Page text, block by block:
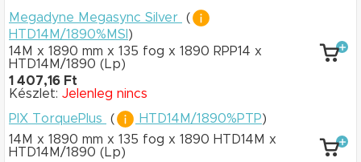
Megadyne Megasync Silver
(
HTD14M/1890%MSI )
14M x 1890 mm x 135 fog x 1890 RPP14 x
HTD14M/1890 (Lp)
1 407,16 Ft
Készlet: Jelenleg nincs
PIX TorquePlus
( HTD14M/1890%PTP)
14M x 1890 mm x 135 fog x 1890 HTD14M x
HTD14M/1890 (Lp)